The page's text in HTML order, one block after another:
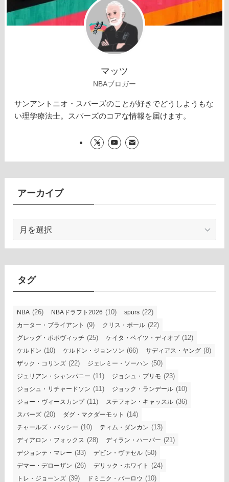
マッツ
NBAブロガー
サンアントニオ・スパーズのことが好きでどうしようもな
い理学療法士。スパーズのコアな情報を届けます。
アーカイブ
カ
イ
タグ
NBA (26) NBAドラフト2026 (10) spurs (22)
カーター・ブライアント (9) クリス・ポール (22)
グレッグ・ポポヴィッチ (25) ケイタ・ベイツ・ディオプ(12)
ケルドン (10) ケルドン・ジョンソン (66) サディアス・ヤング (8)
ザック・コリンズ (22) ジェレミー・ソーハン (50)
ジュリアン・シャンパニー (11) ジョシュ・プリモ (23)
ジョシュ・リチャードソン (11) ジョック・ランデール (10)
ジョー・ヴィースカンプ(11) ステフォン・キャッスル (36)
スパーズ (20) ダグ・マクダーモット (14)
チャールズ・バッシー (10) ティム・ダンカン (13)
ディアロン・フォックス (28) ディラン・ハーパー (21)
デジョンテ・マレー (33) デビン・ヴァセル (50)
デマー・デローザン (26) デリック・ホワイト (24)
トレ・ジョーンズ (39) ドミニク・バーロウ (10)